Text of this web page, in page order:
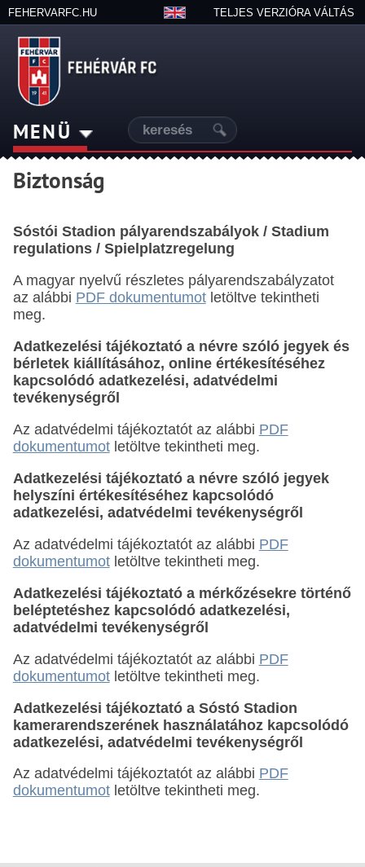
FEHERVARFC.HU TELJES VERZIÓRA VÁLTÁS
MENÜ
Biztonság
Sóstói Stadion pályarendszabályok / Stadium
regulations / Spielplatzregelung
A magyar nyelvű részletes pályarendszabályzatot
az alábbi PDF dokumentumotletöltve tekintheti
meg.
Adatkezelési tájékoztató a névre szóló jegyek és
bérletek kiállításához, online értékesítéséhez
kapcsolódó adatkezelési, adatvédelmi
tevékenységről
Az adatvédelmi tájékoztatót az alábbi PDF
dokumentumotletöltve tekintheti meg.
Adatkezelési tájékoztató a névre szóló jegyek
helyszíni értékesítéséhez kapcsolódó
adatkezelési, adatvédelmi tevékenységről
Az adatvédelmi tájékoztatót az alábbi PDF
dokumentumotletöltve tekintheti meg.
Adatkezelési tájékoztató a mérkőzésekre történő
beléptetéshez kapcsolódó adatkezelési,
adatvédelmi tevékenységről
Az adatvédelmi tájékoztatót az alábbi PDF
dokumentumotletöltve tekintheti meg.
Adatkezelési tájékoztató a Sóstó Stadion
kamerarendszerének használatához kapcsolódó
adatkezelési, adatvédelmi tevékenységről
Az adatvédelmi tájékoztatót az alábbi PDF
dokumentumotletöltve tekintheti meg.